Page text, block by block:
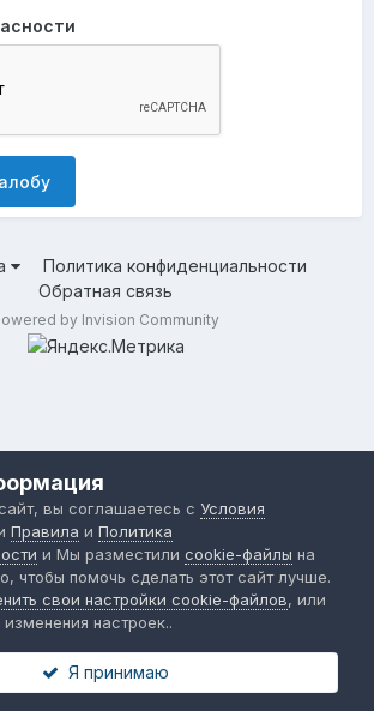
Политика конфиденциальности
Обратная связь
by Invision Community
вы соглашаетесь с Условия
Правила и Политика
и Мы разместили cookie-файлы на
чтобы помочь сделать этот сайт лучше.
свои настройки cookie-файлов, или
настроек..
Я принимаю